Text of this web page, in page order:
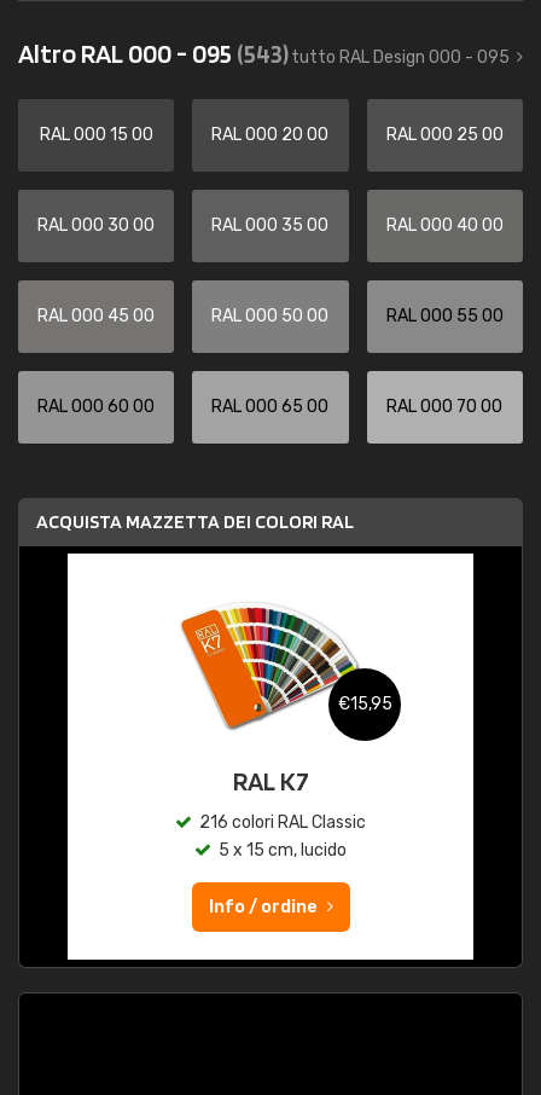
Altro RAL 000 - 095 (543)tutto RAL Design 000 - 095
RAL 000 15 00 RAL 000 20 00 RAL 000 25 00
RAL 000 30 00 RAL 000 35 00 RAL 000 40 00
RAL 000 45 00 RAL 000 50 00 RAL 000 55 00
RAL 000 60 00 RAL 000 65 00 RAL 000 70 00
ACQUISTA MAZZETTA DEI COLORI RAL
€15,95
RAL K7
216 colori RAL Classic
5 x 15 cm, lucido
Info / ordine